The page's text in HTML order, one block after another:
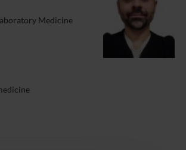
Medicine